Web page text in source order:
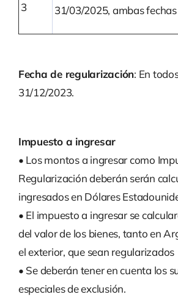
3
31/03/2025, ambas
Fecha de regularización: En
31/12/2023.
Impuesto a ingresar
• Los montos a ingresar como
Regularización deberán serán
ingresados en Dólares
• El impuesto a ingresar se
del valor de los bienes, tanto en
el exterior, que sean regularizados
• Se deberán tener en cuenta los
especiales de exclusión.